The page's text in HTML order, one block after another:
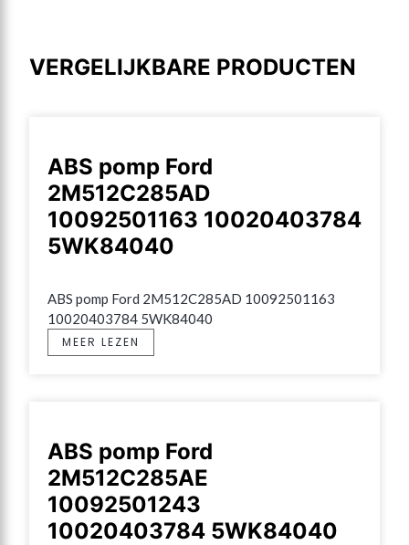
VERGELIJKBARE PRODUCTEN
ABS pomp Ford
2M512C285AD
10092501163 10020403784
5WK84040
ABS pomp Ford 2M512C285AD 10092501163
10020403784 5WK84040
MEER LEZEN
ABS pomp Ford
2M512C285AE
10092501243
10020403784 5WK84040